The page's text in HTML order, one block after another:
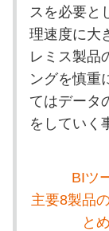
スを必要と
理速度に大
レミス製品
ングを慎重
てはデータ
をしていく
BIツ
主要8製品
と